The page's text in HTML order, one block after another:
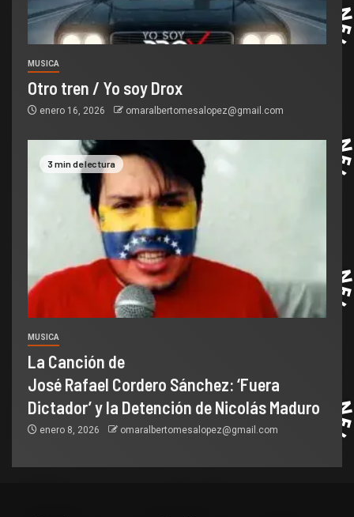
MUSICA
Otro tren / Yo soy Drox
enero 16, 2026 omaralbertomesalopez@gmail.com
3 min de lectura
MUSICA
La Canción de
José Rafael Cordero Sánchez: ‘Fuera
Dictador’ y la Detención de Nicolás Maduro
enero 8, 2026 omaralbertomesalopez@gmail.com